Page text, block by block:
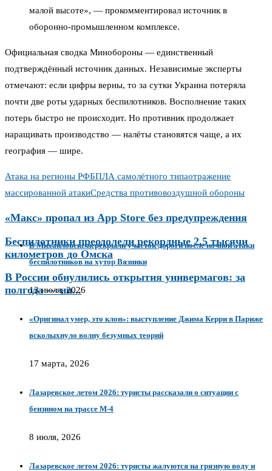
малой высоте», — прокомментировал источник в
оборонно-промышленном комплексе.
Официальная сводка Минобороны — единственный
подтверждённый источник данных. Независимые эксперты
отмечают: если цифры верны, то за сутки Украина потеряла
почти две роты ударных беспилотников. Восполнение таких
потерь быстро не происходит. Но противник продолжает
наращивать производство — налёты становятся чаще, а их
география — шире.
Атака на регионы РФБПЛА самолётного типаотражение
массированной атакиСредства противовоздушной обороны
«Макс» пропал из App Store без предупреждения
Беспилотники преодолели рекордные 2,5 тысячи
километров до Омска
В России обнулились открытия универмагов: за
полгода — ни...
В Михайловске перекрыли участок дороги после ночной атаки
беспилотников на хутор Вязники
13 июля, 2026
«Оригинал умер, это клон»: выступление Джима Керри в Париже
всколыхнуло волну безумных теорий
17 марта, 2026
Лазаревское летом 2026: туристы рассказали о ситуации с
бензином на трассе М‑4
8 июля, 2026
Лазаревское летом 2026: туристы жалуются на грязную воду и